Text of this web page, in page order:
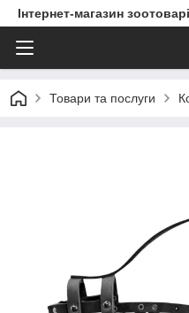
Інтернет-магазин
Товари та послуги